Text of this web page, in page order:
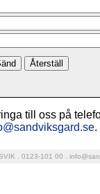
till oss på
.
. 0123-101 00 .